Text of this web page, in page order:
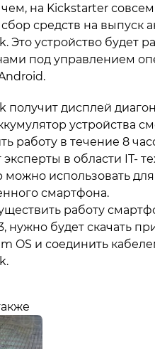
на Kickstarter
средств на выпуск
Это устройство будет
под управлением
получит дисплей
устройства
работу в течение 8
в области IT-
можно использовать
смартфона.
работу
нужно будет скачать
OS и соединить